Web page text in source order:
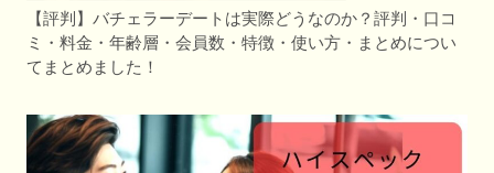
【評判】バチェラーデートは実際どうなのか？評判・口コ
ミ・料金・年齢層・会員数・特徴・使い方・まとめについ
てまとめました！